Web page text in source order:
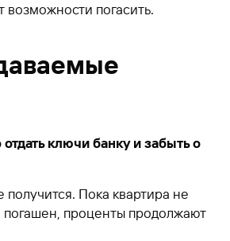
возможности погасить.
ключи банку и забыть о
получится. Пока квартира не
погашен, проценты продолжают